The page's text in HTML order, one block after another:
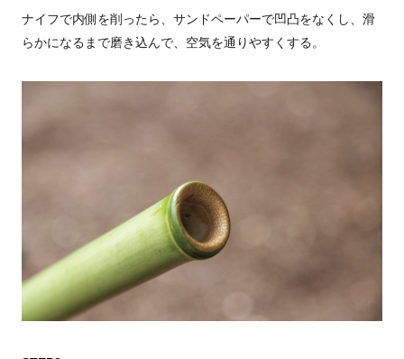
ナイフで内側を削ったら、サンドペーパーで凹凸をなくし、滑
らかになるまで磨き込んで、空気を通りやすくする。